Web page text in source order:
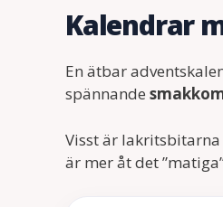
Kalendrar
En ätbar
spännande
Visst är lakritsbitarna
är mer åt det